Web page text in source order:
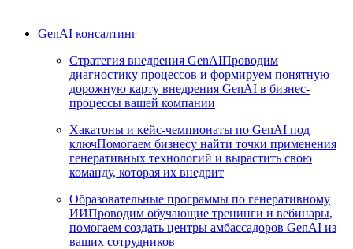
GenAI консалтинг
Стратегия внедрения GenAIПроводим
диагностику процессов и формируем понятную
дорожную карту внедрения GenAI в бизнес-
процессы вашей компании
Хакатоны и кейс-чемпионаты по GenAI под
ключПомогаем бизнесу найти точки применения
генеративных технологий и вырастить свою
команду, которая их внедрит
Образовательные программы по генеративному
ИИПроводим обучающие тренинги и вебинары,
помогаем создать центры амбассадоров GenAI из
ваших сотрудников